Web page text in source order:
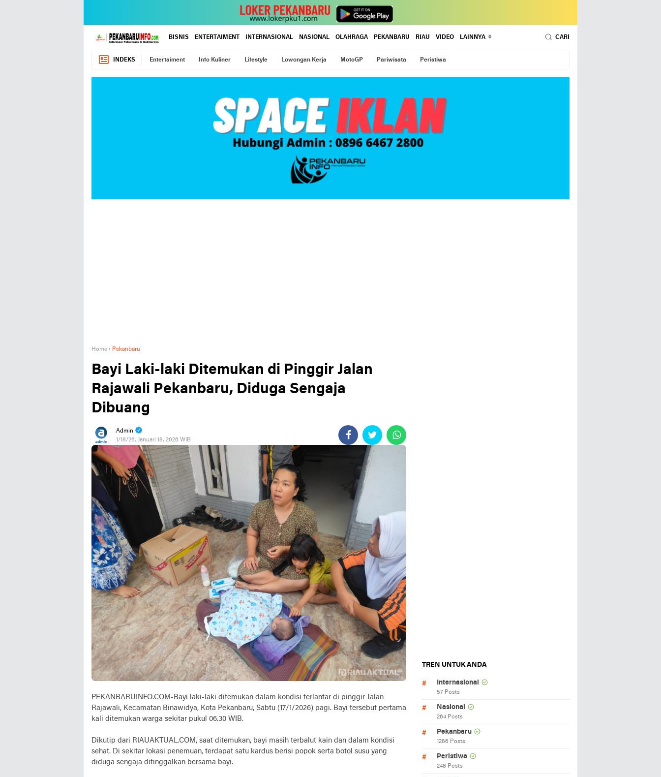
BISNIS ENTERTAIMENT INTERNASIONAL NASIONAL OLAHRAGA PEKANBARU RIAU VIDEO LAINNYA CARI
INDEKS Entertaiment Info Kuliner Lifestyle Lowongan Kerja MotoGP Pariwisata Peristiwa
Home › Pekanbaru
Bayi Laki-laki Ditemukan di Pinggir Jalan
Rajawali Pekanbaru, Diduga Sengaja
Dibuang
Admin
1/18/26, Januari 18, 2026 WIB
PEKANBARUINFO.COM-Bayi laki-laki ditemukan dalam kondisi terlantar di pinggir Jalan
Rajawali, Kecamatan Binawidya, Kota Pekanbaru, Sabtu (17/1/2026) pagi. Bayi tersebut pertama
kali ditemukan warga sekitar pukul 06.30 WIB.
Dikutip dari RIAUAKTUAL.COM, saat ditemukan, bayi masih terbalut kain dan dalam kondisi
sehat. Di sekitar lokasi penemuan, terdapat satu kardus berisi popok serta botol susu yang
diduga sengaja ditinggalkan bersama bayi.
TREN UNTUK ANDA
Internasional
57 Posts
Nasional
264 Posts
Pekanbaru
1286 Posts
Peristiwa
248 Posts